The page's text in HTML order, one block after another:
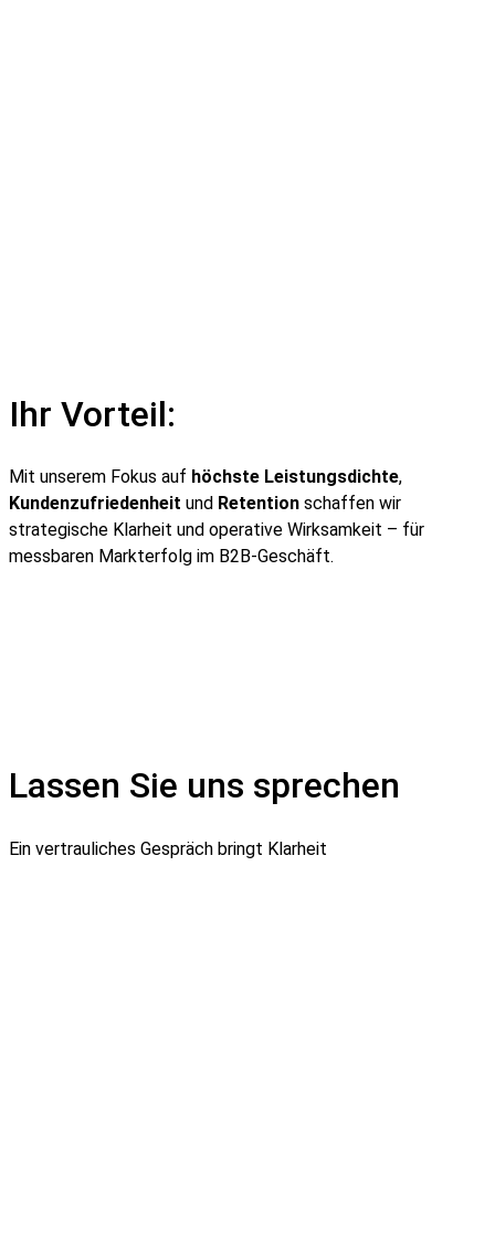
Ihr Vorteil:
Mit unserem Fokus auf höchste Leistungsdichte,
Kundenzufriedenheit und Retention schaffen wir
strategische Klarheit und operative Wirksamkeit – für
messbaren Markterfolg im B2B-Geschäft.
Lassen Sie uns sprechen
Ein vertrauliches Gespräch bringt Klarheit